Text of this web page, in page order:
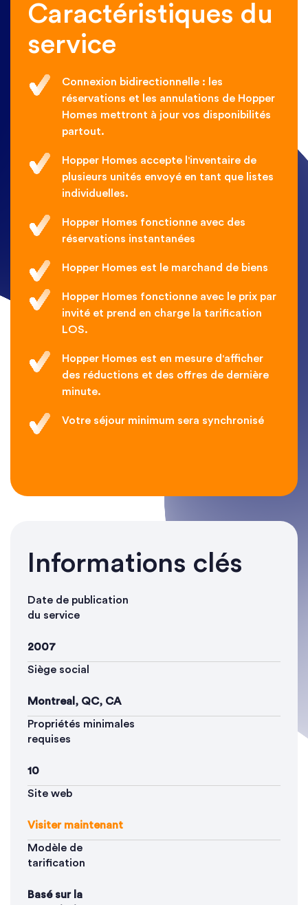
Caractéristiques du
service
Connexion bidirectionnelle : les
réservations et les annulations de Hopper
Homes mettront à jour vos disponibilités
partout.
Hopper Homes accepte l'inventaire de
plusieurs unités envoyé en tant que listes
individuelles.
Hopper Homes fonctionne avec des
réservations instantanées
Hopper Homes est le marchand de biens
Hopper Homes fonctionne avec le prix par
invité et prend en charge la tarification
LOS.
Hopper Homes est en mesure d'afficher
des réductions et des offres de dernière
minute.
Votre séjour minimum sera synchronisé
Informations clés
Date de publication
du service
2007
Siège social
Montreal, QC, CA
Propriétés minimales
requises
10
Site web
Visiter maintenant
Modèle de
tarification
Basé sur la